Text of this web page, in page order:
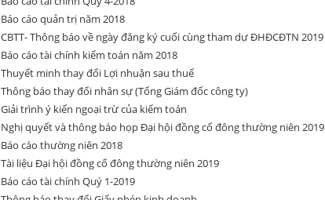
Báo cáo quản trị năm 2018
CBTT- Thông báo về ngày đăng ký cuối cùng tham dự ĐHĐCĐTN 2019
Báo cáo tài chính kiểm toán năm 2018
Thuyết minh thay đổi Lợi nhuận sau thuế
Thông báo thay đổi nhân sự (Tổng Giám đốc công ty)
Giải trình ý kiến ngoại trừ của kiểm toán
Nghị quyết và thông báo họp Đại hội đồng cổ đông thường niên 2019
Báo cáo thường niên 2018
Tài liệu Đại hội đồng cổ đông thường niên 2019
Báo cáo tài chính Quý 1-2019